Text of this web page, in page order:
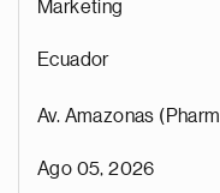
Marketing
Ecuador
Av. Amazonas
Ago 05, 2026